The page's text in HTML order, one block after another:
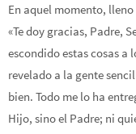
En aquel momento,
«Te doy gracias, Padre,
escondido estas cosas a
revelado a la gente
bien. Todo me lo ha
Hijo, sino el Padre; ni